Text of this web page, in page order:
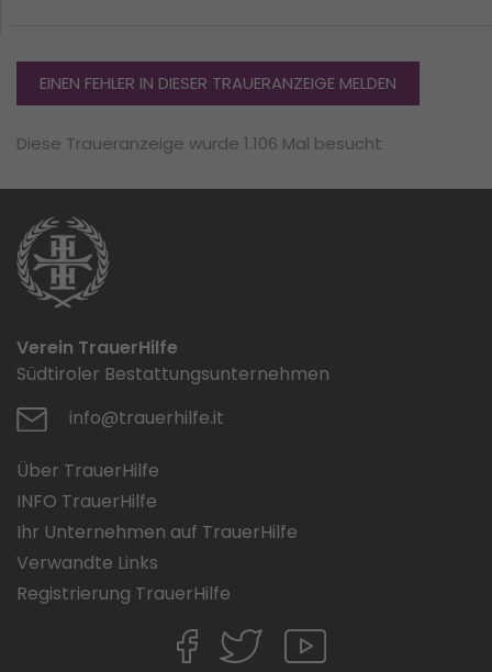
EINEN FEHLER IN DIESER TRAUERANZEIGE MELDEN
Diese Traueranzeige wurde 1.106 Mal besucht
Verein TrauerHilfe
Südtiroler Bestattungsunternehmen
info@trauerhilfe.it
Über TrauerHilfe
INFO TrauerHilfe
Ihr Unternehmen auf TrauerHilfe
Verwandte Links
Registrierung TrauerHilfe